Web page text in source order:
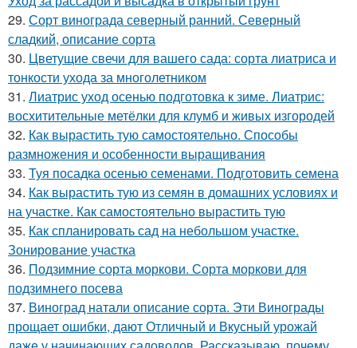
29. Сорт винограда северный ранний. Северный
сладкий, описание сорта
30. Цветущие свечи для вашего сада: сорта лиатриса и
тонкости ухода за многолетником
31. Лиатрис уход осенью подготовка к зиме. Лиатрис:
восхитительные метёлки для клумб и живых изгородей
32. Как вырастить тую самостоятельно. Способы
размножения и особенности выращивания
33. Туя посадка осенью семенами. Подготовить семена
34. Как вырастить тую из семян в домашних условиях и
на участке. Как самостоятельно вырастить тую
35. Как спланировать сад на небольшом участке.
Зонирование участка
36. Подзимние сорта моркови. Сорта моркови для
подзимнего посева
37. Виноград натали описание сорта. Эти Винограды
прощает ошибки, дают Отличный и Вкусный урожай